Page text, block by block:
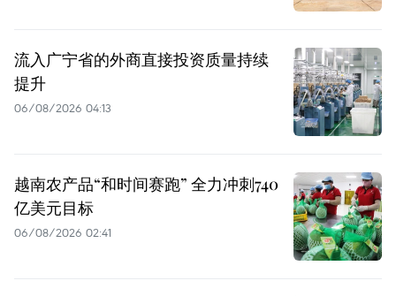
流入广宁省的外商直接投资质量持续
提升
06/08/2026 04:13
越南农产品“和时间赛跑” 全力冲刺740
亿美元目标
06/08/2026 02:41